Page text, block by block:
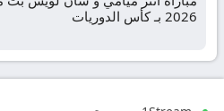
2026 بـ كأس الدوريات